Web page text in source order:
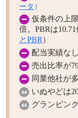
ータ ）
仮条件の上
倍。PBRは
とPBR ）
配当実績なし
売出比率が
同業他社が
いぬやどは
グランピン